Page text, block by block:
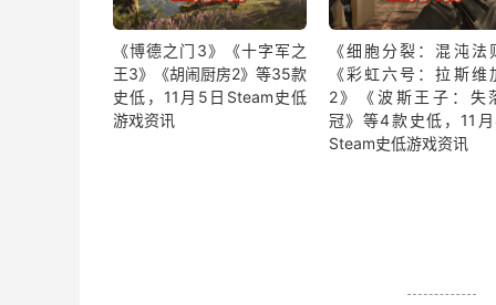
《博德之门3》《十字军之
王3》《胡闹厨房2》等35款
史低，11月5日Steam史低
游戏资讯
《细胞分裂：混沌法
《彩虹六号：拉斯维
2》《波斯王子：失
冠》等4款史低，11
Steam史低游戏资讯